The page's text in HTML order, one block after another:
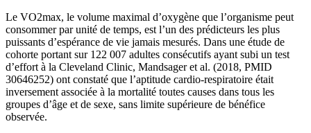
Le VO2max, le volume maximal d’oxygène que l’organisme peut
consommer par unité de temps, est l’un des prédicteurs les plus
puissants d’espérance de vie jamais mesurés. Dans une étude de
cohorte portant sur 122 007 adultes consécutifs ayant subi un test
d’effort à la Cleveland Clinic, Mandsager et al. (2018, PMID
30646252) ont constaté que l’aptitude cardio-respiratoire était
inversement associée à la mortalité toutes causes dans tous les
groupes d’âge et de sexe, sans limite supérieure de bénéfice
observée.